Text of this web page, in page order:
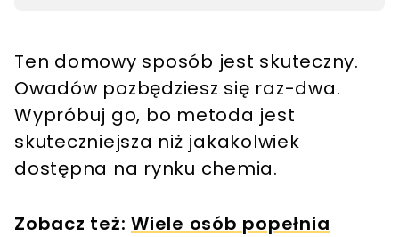
Ten domowy sposób jest skuteczny.
Owadów pozbędziesz się raz-dwa.
Wypróbuj go, bo metoda jest
skuteczniejsza niż jakakolwiek
dostępna na rynku chemia.
Zobacz też: Wiele osób popełnia